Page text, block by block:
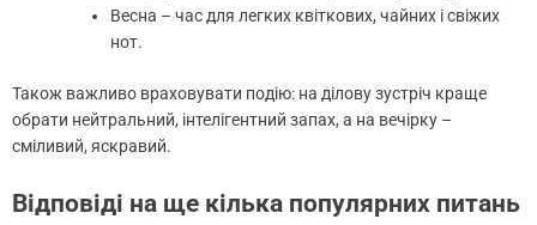
Весна – час для легких квіткових, чайних і свіжих
нот.
Також важливо враховувати подію: на ділову зустріч краще
обрати нейтральний, інтелігентний запах, а на вечірку –
сміливий, яскравий.
Відповіді на ще кілька популярних питань